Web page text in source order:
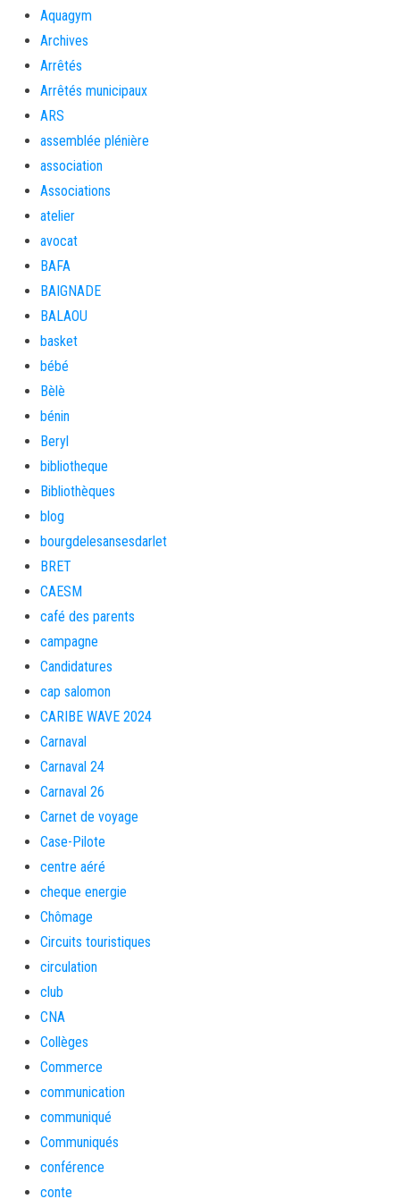
Aquagym
Archives
Arrêtés
Arrêtés municipaux
ARS
assemblée plénière
association
Associations
atelier
avocat
BAFA
BAIGNADE
BALAOU
basket
bébé
Bèlè
bénin
Beryl
bibliotheque
Bibliothèques
blog
bourgdelesansesdarlet
BRET
CAESM
café des parents
campagne
Candidatures
cap salomon
CARIBE WAVE 2024
Carnaval
Carnaval 24
Carnaval 26
Carnet de voyage
Case-Pilote
centre aéré
cheque energie
Chômage
Circuits touristiques
circulation
club
CNA
Collèges
Commerce
communication
communiqué
Communiqués
conférence
conte